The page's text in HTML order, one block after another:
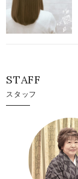
STAFF
スタッフ